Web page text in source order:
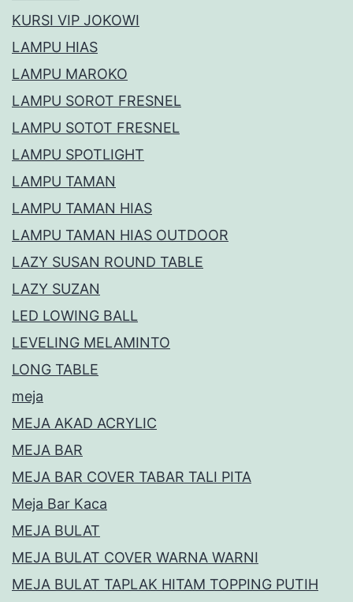
KURSI VIP JOKOWI
LAMPU HIAS
LAMPU MAROKO
LAMPU SOROT FRESNEL
LAMPU SOTOT FRESNEL
LAMPU SPOTLIGHT
LAMPU TAMAN
LAMPU TAMAN HIAS
LAMPU TAMAN HIAS OUTDOOR
LAZY SUSAN ROUND TABLE
LAZY SUZAN
LED LOWING BALL
LEVELING MELAMINTO
LONG TABLE
meja
MEJA AKAD ACRYLIC
MEJA BAR
MEJA BAR COVER TABAR TALI PITA
Meja Bar Kaca
MEJA BULAT
MEJA BULAT COVER WARNA WARNI
MEJA BULAT TAPLAK HITAM TOPPING PUTIH